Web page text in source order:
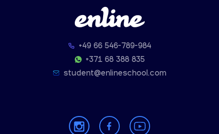
+49 66 546-789-984
+371 68 388 835
student@enlineschool.com